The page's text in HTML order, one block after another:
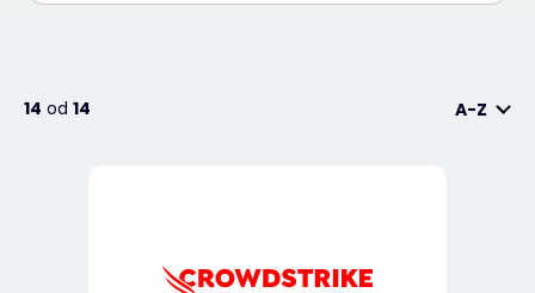
14 od 14 A-Z